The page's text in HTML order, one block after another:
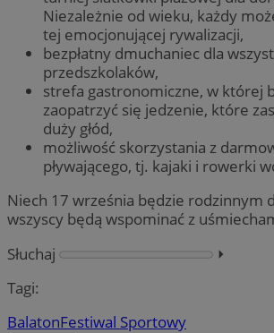
Niezależnie od wieku, każdy
tej emocjonującej rywalizacji,
bezpłatny dmuchaniec dla
przedszkolaków,
strefa gastronomiczne, w której
zaopatrzyć się jedzenie, które
duży głód,
możliwość skorzystania z
pływającego, tj. kajaki i rowerki
Niech 17 września będzie rodzinnym
wszyscy będą wspominać z
Słuchaj
⏵︎
Tagi:
BalatonFestiwal Sportowy